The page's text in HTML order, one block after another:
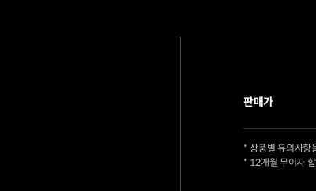
판매가
* 상품별 유의사항
* 12개월 무이자